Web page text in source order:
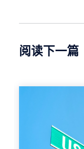
阅读下一篇